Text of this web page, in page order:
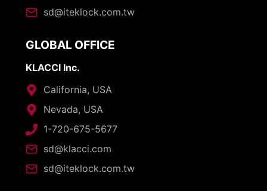
sd@iteklock.com.tw
GLOBAL OFFICE
KLACCI Inc.
California, USA
Nevada, USA
1-720-675-5677
sd@klacci.com
sd@iteklock.com.tw